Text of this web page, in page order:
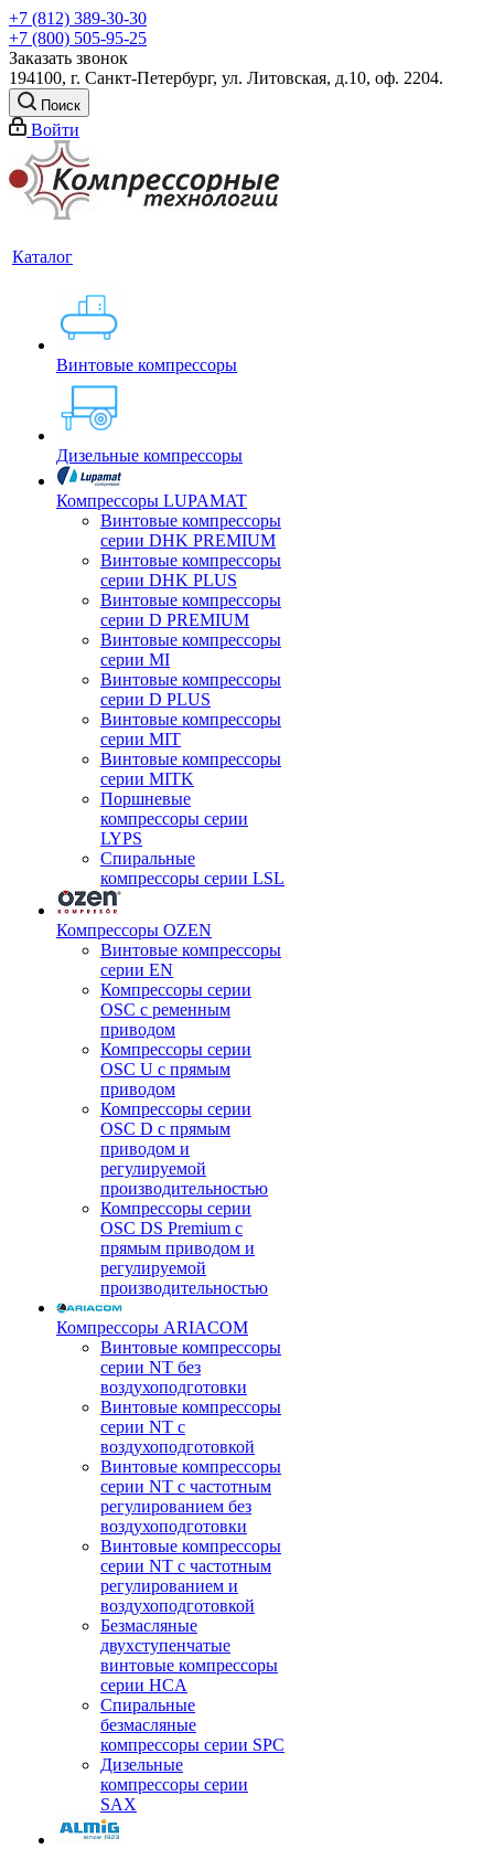
+7 (812) 389-30-30
+7 (800) 505-95-25
Заказать звонок
194100, г. Санкт-Петербург, ул. Литовская, д.10, оф. 2204.
Поиск
Войти
Каталог
Винтовые компрессоры
Дизельные компрессоры
Компрессоры LUPAMAT
Винтовые компрессоры
серии DHK PREMIUM
Винтовые компрессоры
серии DHK PLUS
Винтовые компрессоры
серии D PREMIUM
Винтовые компрессоры
серии MI
Винтовые компрессоры
серии D PLUS
Винтовые компрессоры
серии MIT
Винтовые компрессоры
серии MITK
Поршневые
компрессоры серии
LYPS
Спиральные
компрессоры серии LSL
Компрессоры OZEN
Винтовые компрессоры
серии EN
Компрессоры серии
OSC с ременным
приводом
Компрессоры серии
OSC U с прямым
приводом
Компрессоры серии
OSC D с прямым
приводом и
регулируемой
производительностью
Компрессоры серии
OSC DS Premium с
прямым приводом и
регулируемой
производительностью
Компрессоры ARIACOM
Винтовые компрессоры
серии NT без
воздухоподготовки
Винтовые компрессоры
серии NT c
воздухоподготовкой
Винтовые компрессоры
серии NT с частотным
регулированием без
воздухоподготовки
Винтовые компрессоры
серии NT с частотным
регулированием и
воздухоподготовкой
Безмасляные
двухступенчатые
винтовые компрессоры
серии HCA
Спиральные
безмасляные
компрессоры серии SPC
Дизельные
компрессоры серии
SAX